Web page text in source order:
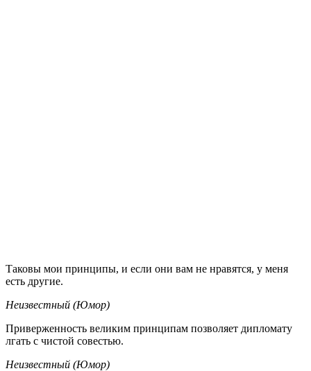
Таковы мои принципы, и если они вам не нравятся, у меня
есть другие.
Неизвестный (Юмор)
Приверженность великим принципам позволяет дипломату
лгать с чистой совестью.
Неизвестный (Юмор)